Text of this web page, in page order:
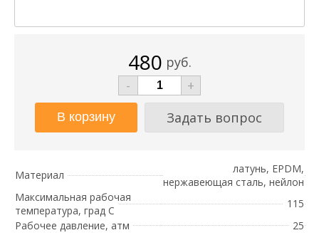
480 руб.
-
+
Задать вопрос
Материал
латунь, EPDM,
нержавеющая сталь, нейлон
Максимальная рабочая
температура, град С
115
Рабочее давление, атм
25